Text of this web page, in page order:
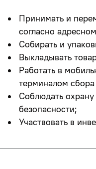
Принимать и
согласно
Собирать и
Выкладывать
Работать в
терминалом
Соблюдать охрану
безопасности;
Участвовать в